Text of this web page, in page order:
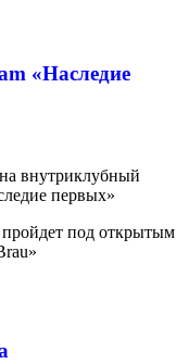
«Наследие
внутриклубный
первых»
под открытым